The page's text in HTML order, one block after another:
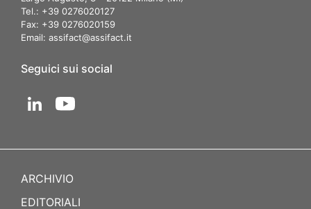
Tel.: +39 0276020127
Fax: +39 0276020159
Email: assifact@assifact.it
Seguici sui social
ARCHIVIO
EDITORIALI